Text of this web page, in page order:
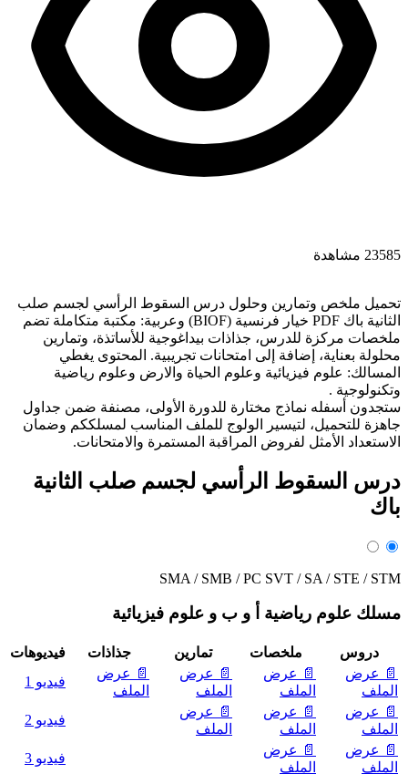
23585 مشاهدة
تحميل ملخص وتمارين وحلول درس السقوط الرأسي لجسم صلب
الثانية باك PDF خيار فرنسية (BIOF) وعربية: مكتبة متكاملة تضم
ملخصات مركزة للدرس، جذاذات بيداغوجية للأساتذة، وتمارين
محلولة بعناية، إضافة إلى امتحانات تجريبية. المحتوى يغطي
المسالك: علوم فيزيائية وعلوم الحياة والارض وعلوم رياضية
وتكنولوجية .
ستجدون أسفله نماذج مختارة للدورة الأولى، مصنفة ضمن جداول
جاهزة للتحميل، لتيسير الولوج للملف المناسب لمسلككم وضمان
الاستعداد الأمثل لفروض المراقبة المستمرة والامتحانات.
درس السقوط الرأسي لجسم صلب الثانية
باك
SMA / SMB / PC SVT / SA / STE / STM
مسلك علوم رياضية أ و ب و علوم فيزيائية
دروس ملخصات تمارين جذاذات
فيديوهات
📄 عرض
الملف
📄 عرض
الملف
📄 عرض
الملف
📄 عرض
الملف
فيديو 1
📄 عرض
الملف
📄 عرض
الملف
📄 عرض
الملف
فيديو 2
📄 عرض
الملف
📄 عرض
الملف
فيديو 3